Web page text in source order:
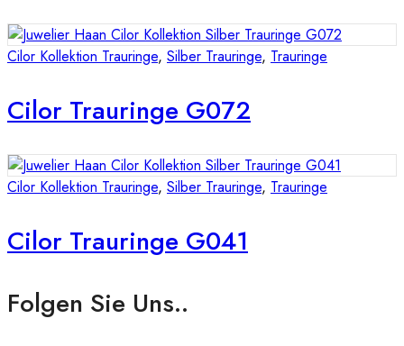
Cilor Kollektion Trauringe, Silber Trauringe, Trauringe
Cilor Trauringe G072
Cilor Kollektion Trauringe, Silber Trauringe, Trauringe
Cilor Trauringe G041
Folgen Sie Uns..